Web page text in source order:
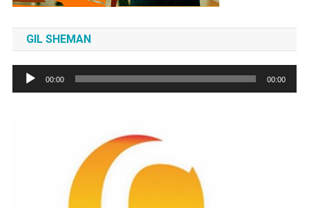
GIL SHEMAN
Tocador
00:00 00:00